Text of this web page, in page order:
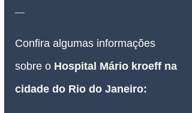
__
Confira algumas informações
sobre o Hospital Mário kroeff na
cidade do Rio do Janeiro: